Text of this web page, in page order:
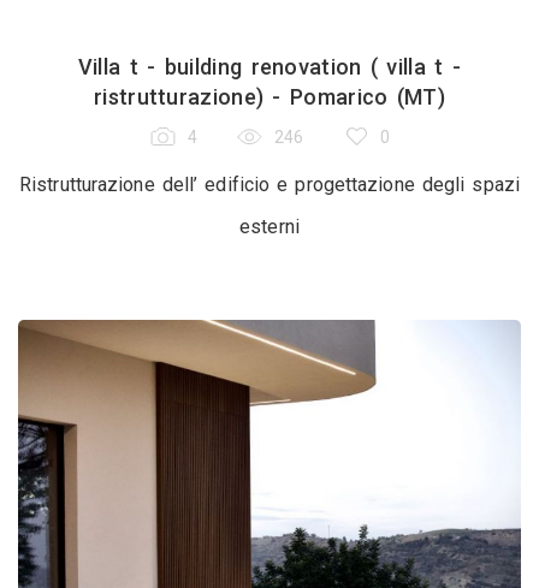
Villa t - building renovation ( villa t -
ristrutturazione) - Pomarico (MT)
4 246 0
Ristrutturazione dell’ edificio e progettazione degli spazi
esterni